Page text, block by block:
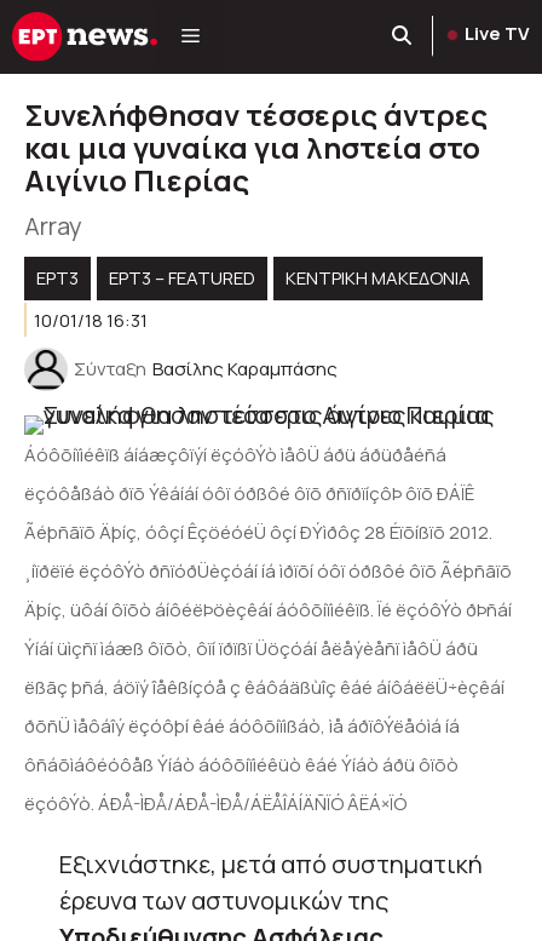
Μετάβαση
σε
Live TV
Συνελήφθησαν τέσσερις άντρες
και μια γυναίκα για ληστεία στο
Αιγίνιο Πιερίας
Array
ΕΡΤ3 ΕΡΤ3 – FEATURED
ΚΕΝΤΡΙΚΉ ΜΑΚΕΔΟΝΊΑ
10/01/18 16:31
Σύνταξη Βασίλης Καραμπάσης
Áóôõíïìéêïß áíáæçôïýí ëçóôÝò ìåôÜ áðü áðüðåéñá
ëçóôåßáò ðïõ Ýêáíáí óôï óðßôé ôïõ ðñïðïíçôÞ ôïõ ÐÁÏÊ
Ãéþñãïõ Äþíç, óôçí ÊçöéóéÜ ôçí ÐÝìðôç 28 Éïõíßïõ 2012.
¸íïðëïé ëçóôÝò ðñïóðÜèçóáí íá ìðïõí óôï óðßôé ôïõ Ãéþñãïõ
Äþíç, üôáí ôïõò áíôéëÞöèçêáí áóôõíïìéêïß. Ïé ëçóôÝò ðÞñáí
Ýíáí üìçñï ìáæß ôïõò, ôïí ïðïßï Üöçóáí åëåýèåñï ìåôÜ áðü
ëßãç þñá, áöïý îåêßíçóå ç êáôáäßùîç êáé áíôáëëÜ÷èçêáí
ðõñÜ ìåôáîý ëçóôþí êáé áóôõíïìßáò, ìå áðïôÝëåóìá íá
ôñáõìáôéóôåß Ýíáò áóôõíïìéêüò êáé Ýíáò áðü ôïõò
ëçóôÝò. ÁÐÅ-ÌÐÅ/ÁÐÅ-ÌÐÅ/ÁËÅÎÁÍÄÑÏÓ ÂËÁ×ÏÓ
Εξιχνιάστηκε, μετά από συστηματική
έρευνα των αστυνομικών της